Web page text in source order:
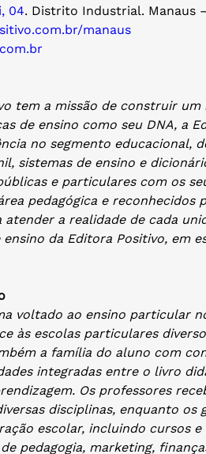
04. Distrito Industrial. Manaus
br/manaus
tem a missão de construir
de ensino como seu DNA, a
no segmento educacional,
sistemas de ensino e
e particulares com os
pedagógica e reconhecidos
a realidade de cada
da Editora Positivo, em
voltado ao ensino particular
às escolas particulares
a família do aluno com
integradas entre o livro
Os professores
disciplinas, enquanto os
escolar, incluindo cursos
pedagogia, marketing,